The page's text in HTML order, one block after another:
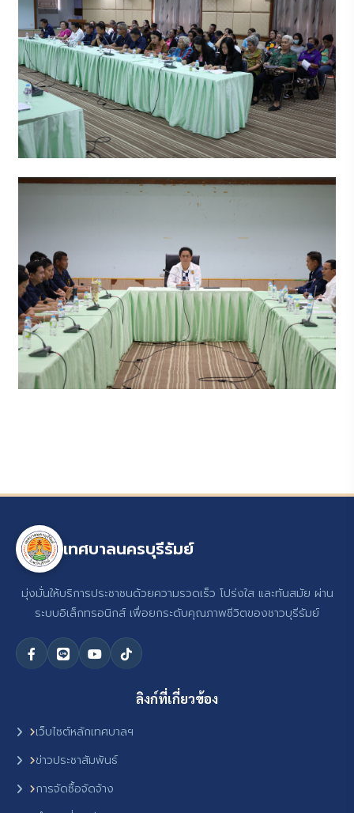
เทศบาลนครบุรีรัมย์
มุ่งมั่นให้บริการประชาชนด้วยความรวดเร็ว โปร่งใส และทันสมัย ผ่าน
ระบบอิเล็กทรอนิกส์ เพื่อยกระดับคุณภาพชีวิตของชาวบุรีรัมย์
ลิงก์ที่เกี่ยวข้อง
เว็บไซต์หลักเทศบาลฯ
ข่าวประชาสัมพันธ์
การจัดซื้อจัดจ้าง